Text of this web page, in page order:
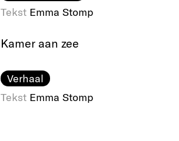
Tekst Emma Stomp
Kamer aan zee
Verhaal
Tekst Emma Stomp